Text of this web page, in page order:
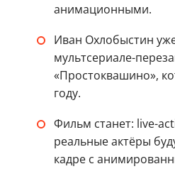
анимационными.
Иван Охлобыстин
мультсериале-
«Простоквашино»,
году.
Фильм станет: live-
реальные актёры
кадре с